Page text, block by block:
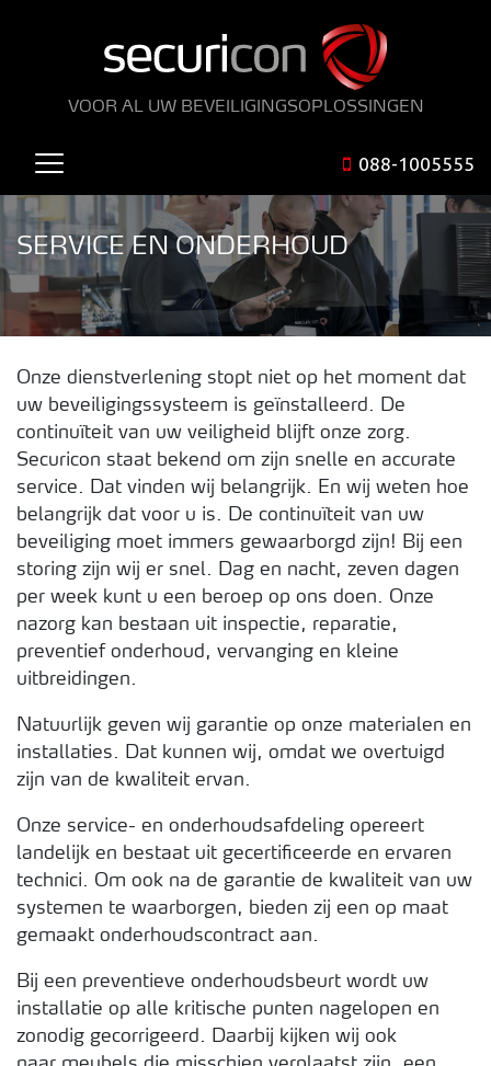
VOOR AL UW BEVEILIGINGSOPLOSSINGEN
088-1005555
SERVICE EN ONDERHOUD
Onze dienstverlening stopt niet op het moment dat
uw beveiligingssysteem is geïnstalleerd. De
continuïteit van uw veiligheid blijft onze zorg.
Securicon staat bekend om zijn snelle en accurate
service. Dat vinden wij belangrijk. En wij weten hoe
belangrijk dat voor u is. De continuïteit van uw
beveiliging moet immers gewaarborgd zijn! Bij een
storing zijn wij er snel. Dag en nacht, zeven dagen
per week kunt u een beroep op ons doen. Onze
nazorg kan bestaan uit inspectie, reparatie,
preventief onderhoud, vervanging en kleine
uitbreidingen.
Natuurlijk geven wij garantie op onze materialen en
installaties. Dat kunnen wij, omdat we overtuigd
zijn van de kwaliteit ervan.
Onze service- en onderhoudsafdeling opereert
landelijk en bestaat uit gecertificeerde en ervaren
technici. Om ook na de garantie de kwaliteit van uw
systemen te waarborgen, bieden zij een op maat
gemaakt onderhoudscontract aan.
Bij een preventieve onderhoudsbeurt wordt uw
installatie op alle kritische punten nagelopen en
zonodig gecorrigeerd. Daarbij kijken wij ook